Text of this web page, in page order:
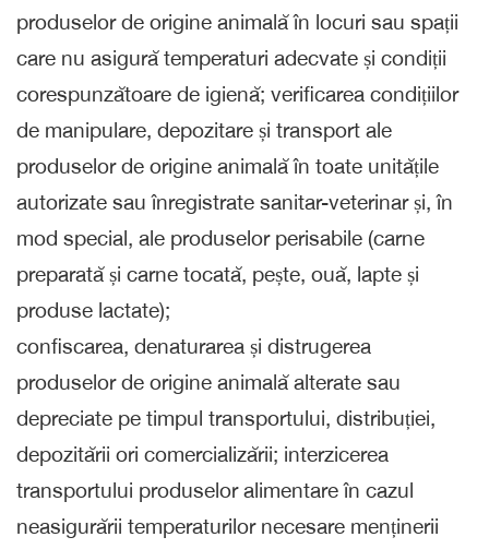
produselor de origine animală în locuri sau spații
care nu asigură temperaturi adecvate și condiții
corespunzătoare de igienă; verificarea condițiilor
de manipulare, depozitare și transport ale
produselor de origine animală în toate unitățile
autorizate sau înregistrate sanitar-veterinar și, în
mod special, ale produselor perisabile (carne
preparată și carne tocată, pește, ouă, lapte și
produse lactate);
confiscarea, denaturarea și distrugerea
produselor de origine animală alterate sau
depreciate pe timpul transportului, distribuției,
depozitării ori comercializării; interzicerea
transportului produselor alimentare în cazul
neasigurării temperaturilor necesare menținerii